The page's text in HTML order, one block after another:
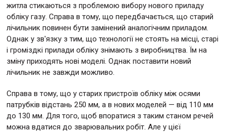
житла стикаються з проблемою вибору нового приладу
обліку газу. Справа в тому, що передбачається, що старий
лічильник повинен бути замінений аналогічним приладом.
Однак у зв'язку з тим, що технології не стоять на місці, старі
і громіздкі прилади обліку знімають з виробництва. Їм на
зміну приходять нові моделі. Однак поставити новий
лічильник не завжди можливо.
Справа в тому, що у старих пристроїв обліку між осями
патрубків відстань 250 мм, а в нових моделей — від 110 мм
до 130 мм. Для того, щоб впоратися з таким станом речей
можна вдатися до зварювальних робіт. Але у цієї